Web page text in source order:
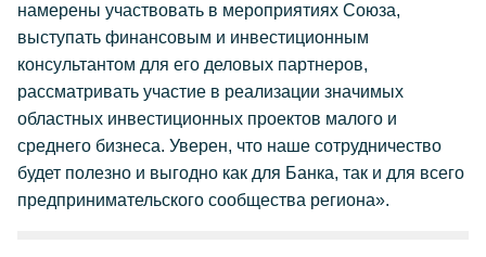
намерены участвовать в мероприятиях Союза,
выступать финансовым и инвестиционным
консультантом для его деловых партнеров,
рассматривать участие в реализации значимых
областных инвестиционных проектов малого и
среднего бизнеса. Уверен, что наше сотрудничество
будет полезно и выгодно как для Банка, так и для всего
предпринимательского сообщества региона».